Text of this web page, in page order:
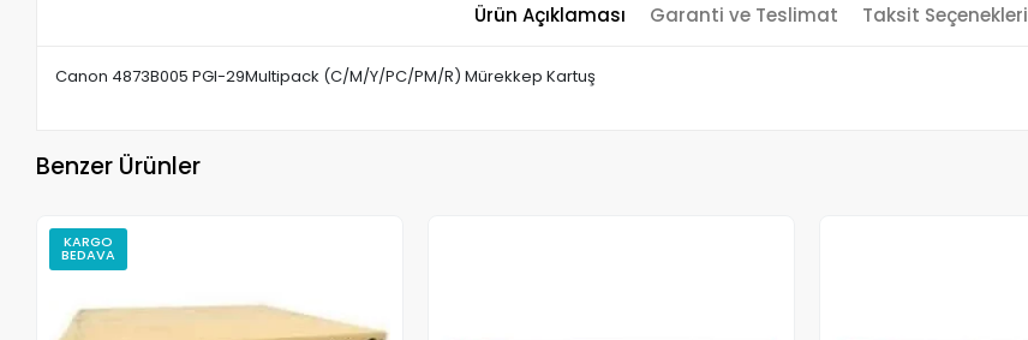
Ürün Açıklaması Garanti ve Teslimat Taksit Seçenekleri
Canon 4873B005 PGI-29Multipack (C/M/Y/PC/PM/R) Mürekkep Kartuş
Benzer Ürünler
KARGO
BEDAVA